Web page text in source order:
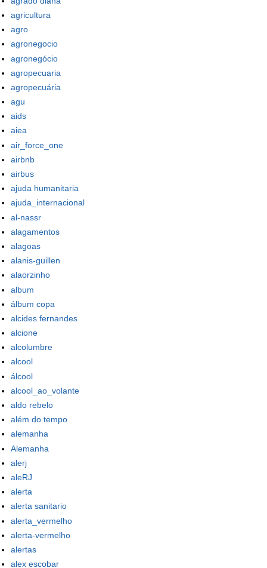
agricultura
agro
agronegocio
agronegócio
agropecuaria
agropecuária
agu
aids
aiea
air_force_one
airbnb
airbus
ajuda humanitaria
ajuda_internacional
al-nassr
alagamentos
alagoas
alanis-guillen
alaorzinho
album
álbum copa
alcides fernandes
alcione
alcolumbre
alcool
álcool
alcool_ao_volante
aldo rebelo
além do tempo
alemanha
Alemanha
alerj
aleRJ
alerta
alerta sanitario
alerta_vermelho
alerta-vermelho
alertas
alex escobar